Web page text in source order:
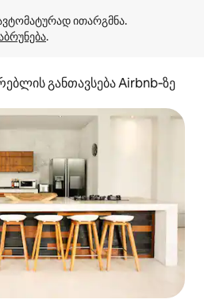
.
განთავსება Airbnb‑ზე